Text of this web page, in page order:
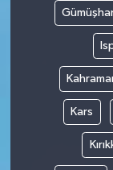
Kars